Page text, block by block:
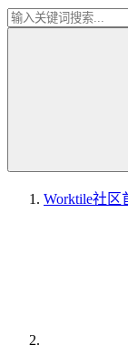
Worktile社区